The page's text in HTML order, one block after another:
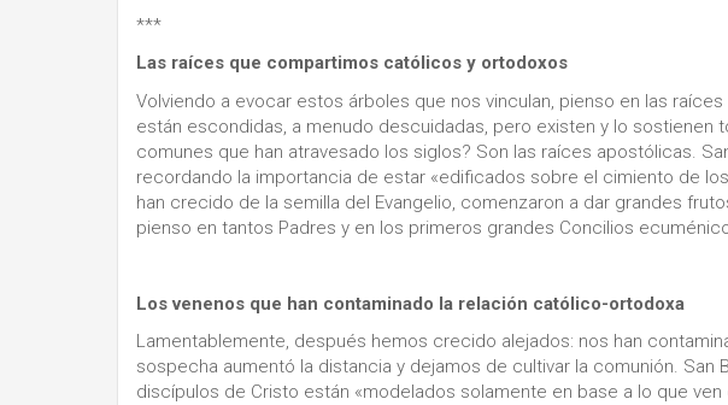
***
Las raíces que compartimos católicos y ortodoxos
Volviendo a evocar estos árboles que nos vinculan, pienso en las
están escondidas, a menudo descuidadas, pero existen y lo sostienen
comunes que han atravesado los siglos? Son las raíces apostólicas.
recordando la importancia de estar «edificados sobre el cimiento de
han crecido de la semilla del Evangelio, comenzaron a dar grandes
pienso en tantos Padres y en los primeros grandes Concilios
Los venenos que han contaminado la relación católico-ortodoxa
Lamentablemente, después hemos crecido alejados: nos han
sospecha aumentó la distancia y dejamos de cultivar la comunión. San
discípulos de Cristo están «modelados solamente en base a lo que ven